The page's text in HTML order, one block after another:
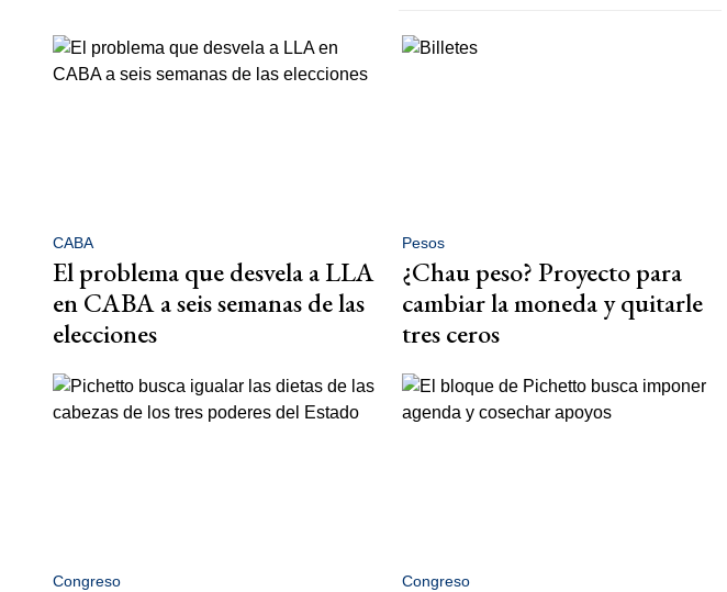
CABA
El problema que desvela a LLA
en CABA a seis semanas de las
elecciones
Pesos
¿Chau peso? Proyecto para
cambiar la moneda y quitarle
tres ceros
Congreso Congreso